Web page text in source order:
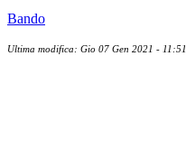
Bando
Ultima modifica: Gio 07 Gen 2021 - 11:51